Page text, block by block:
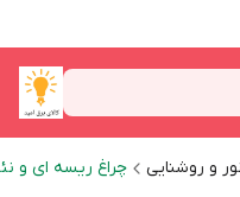
و روشنایی چراغ ریسه ای و